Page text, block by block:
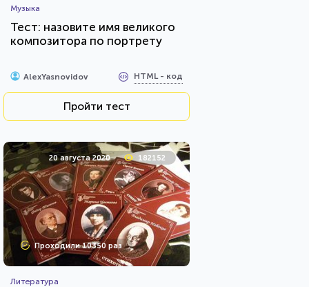
Музыка
Тест: назовите имя великого
композитора по портрету
AlexYasnovidov HTML - код
Пройти тест
20 августа 2020 182152
Проходили 10350 раз
Литература